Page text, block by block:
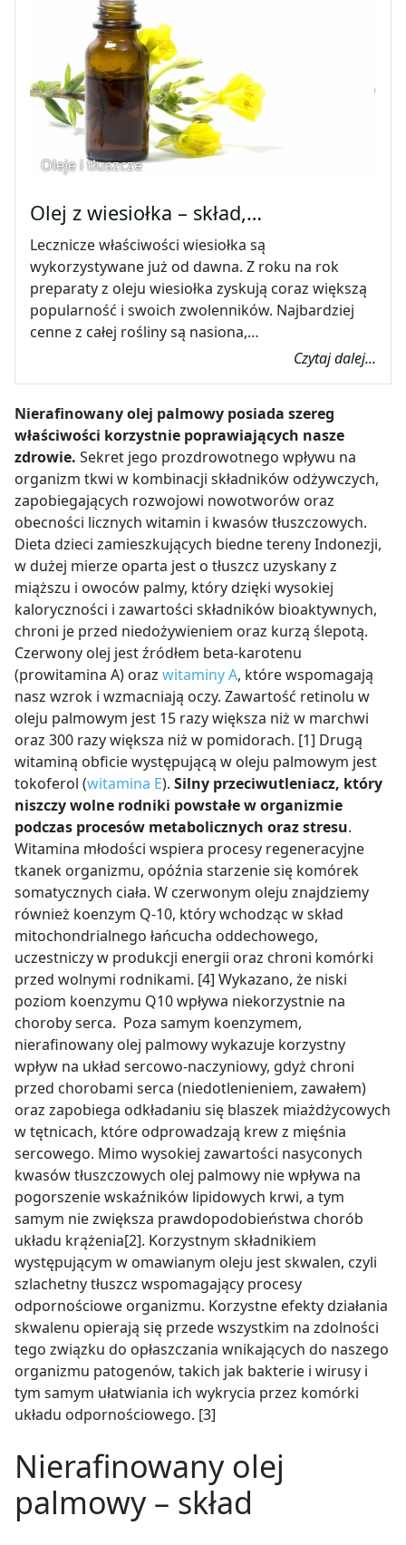
Oleje i tłuszcze
Olej z wiesiołka – skład,…
Lecznicze właściwości wiesiołka są
wykorzystywane już od dawna. Z roku na rok
preparaty z oleju wiesiołka zyskują coraz większą
popularność i swoich zwolenników. Najbardziej
cenne z całej rośliny są nasiona,…
Czytaj dalej...
Nierafinowany olej palmowy posiada szereg
właściwości korzystnie poprawiających nasze
zdrowie. Sekret jego prozdrowotnego wpływu na
organizm tkwi w kombinacji składników odżywczych,
zapobiegających rozwojowi nowotworów oraz
obecności licznych witamin i kwasów tłuszczowych.
Dieta dzieci zamieszkujących biedne tereny Indonezji,
w dużej mierze oparta jest o tłuszcz uzyskany z
miąższu i owoców palmy, który dzięki wysokiej
kaloryczności i zawartości składników bioaktywnych,
chroni je przed niedożywieniem oraz kurzą ślepotą.
Czerwony olej jest źródłem beta-karotenu
(prowitamina A) oraz witaminy A, które wspomagają
nasz wzrok i wzmacniają oczy. Zawartość retinolu w
oleju palmowym jest 15 razy większa niż w marchwi
oraz 300 razy większa niż w pomidorach. [1] Drugą
witaminą obficie występującą w oleju palmowym jest
tokoferol (witamina E). Silny przeciwutleniacz, który
niszczy wolne rodniki powstałe w organizmie
podczas procesów metabolicznych oraz stresu.
Witamina młodości wspiera procesy regeneracyjne
tkanek organizmu, opóźnia starzenie się komórek
somatycznych ciała. W czerwonym oleju znajdziemy
również koenzym Q-10, który wchodząc w skład
mitochondrialnego łańcucha oddechowego,
uczestniczy w produkcji energii oraz chroni komórki
przed wolnymi rodnikami. [4] Wykazano, że niski
poziom koenzymu Q10 wpływa niekorzystnie na
choroby serca. Poza samym koenzymem,
nierafinowany olej palmowy wykazuje korzystny
wpływ na układ sercowo-naczyniowy, gdyż chroni
przed chorobami serca (niedotlenieniem, zawałem)
oraz zapobiega odkładaniu się blaszek miażdżycowych
w tętnicach, które odprowadzają krew z mięśnia
sercowego. Mimo wysokiej zawartości nasyconych
kwasów tłuszczowych olej palmowy nie wpływa na
pogorszenie wskaźników lipidowych krwi, a tym
samym nie zwiększa prawdopodobieństwa chorób
układu krążenia[2]. Korzystnym składnikiem
występującym w omawianym oleju jest skwalen, czyli
szlachetny tłuszcz wspomagający procesy
odpornościowe organizmu. Korzystne efekty działania
skwalenu opierają się przede wszystkim na zdolności
tego związku do opłaszczania wnikających do naszego
organizmu patogenów, takich jak bakterie i wirusy i
tym samym ułatwiania ich wykrycia przez komórki
układu odpornościowego. [3]
Nierafinowany olej
palmowy – skład